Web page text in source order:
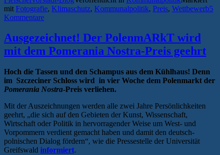
mit Fotografie, Klimaschutz, Kommunalpolitik, Preis, Wettbewerb5
Kommentare
Ausgezeichnet! Der PolenmARkT wird
mit dem Pomerania Nostra-Preis geehrt
Hoch die Tassen und den Schampus aus dem Kühlhaus! Denn
im Szczeciner Schloss wird in vier Woche dem Polenmarkt der
Pomerania Nostra-Preis verliehen.
Mit der Auszeichnungen werden alle zwei Jahre Persönlichkeiten
geehrt, „die sich auf den Gebieten der Kunst, Wissenschaft,
Wirtschaft oder Politik in hervorragender Weise um West- und
Vorpommern verdient gemacht haben und damit den deutsch-
polnischen Dialog fördern“, wie die Pressestelle der Universität
Greifswald informiert.